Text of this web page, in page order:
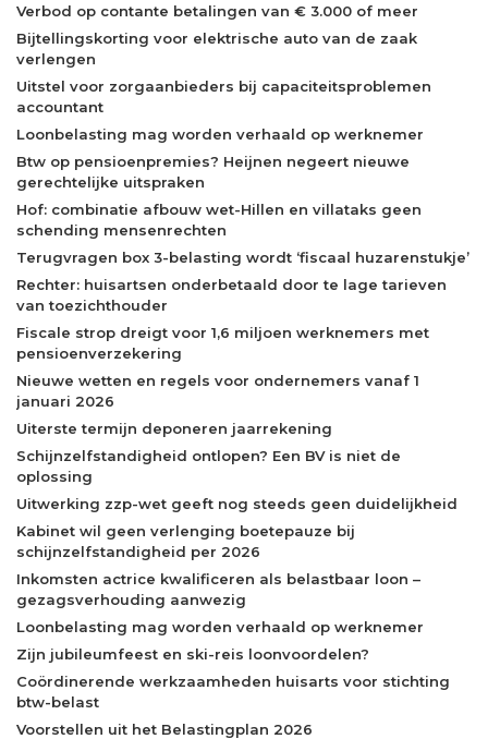
Verbod op contante betalingen van € 3.000 of meer
Bijtellingskorting voor elektrische auto van de zaak
verlengen
Uitstel voor zorgaanbieders bij capaciteitsproblemen
accountant
Loonbelasting mag worden verhaald op werknemer
Btw op pensioenpremies? Heijnen negeert nieuwe
gerechtelijke uitspraken
Hof: combinatie afbouw wet-Hillen en villataks geen
schending mensenrechten
Terugvragen box 3-belasting wordt ‘fiscaal huzarenstukje’
Rechter: huisartsen onderbetaald door te lage tarieven
van toezichthouder
Fiscale strop dreigt voor 1,6 miljoen werknemers met
pensioenverzekering
Nieuwe wetten en regels voor ondernemers vanaf 1
januari 2026
Uiterste termijn deponeren jaarrekening
Schijnzelfstandigheid ontlopen? Een BV is niet de
oplossing
Uitwerking zzp-wet geeft nog steeds geen duidelijkheid
Kabinet wil geen verlenging boetepauze bij
schijnzelfstandigheid per 2026
Inkomsten actrice kwalificeren als belastbaar loon –
gezagsverhouding aanwezig
Loonbelasting mag worden verhaald op werknemer
Zijn jubileumfeest en ski-reis loonvoordelen?
Coördinerende werkzaamheden huisarts voor stichting
btw-belast
Voorstellen uit het Belastingplan 2026